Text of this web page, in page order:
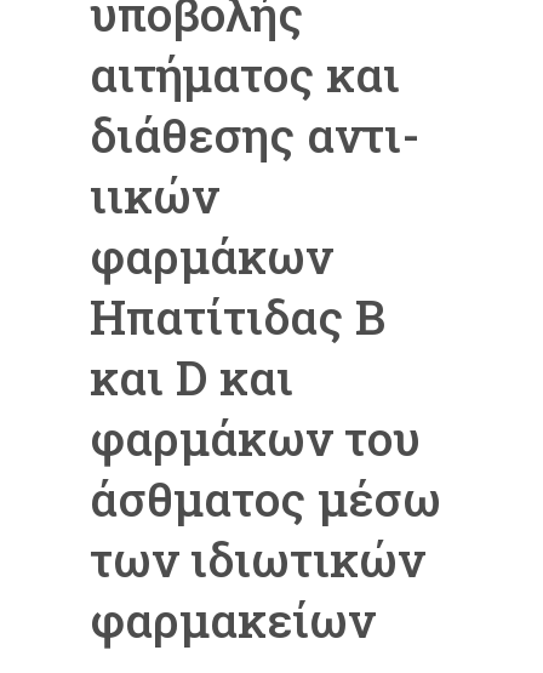
υποβολής
αιτήματος και
διάθεσης αντι-
ιικών
φαρμάκων
Ηπατίτιδας Β
και D και
φαρμάκων του
άσθματος μέσω
των ιδιωτικών
φαρμακείων